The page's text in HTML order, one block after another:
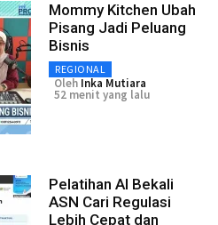
Mommy Kitchen Ubah
Pisang Jadi Peluang
Bisnis
REGIONAL
Oleh Inka Mutiara
52 menit yang lalu
Pelatihan AI Bekali
ASN Cari Regulasi
Lebih Cepat dan